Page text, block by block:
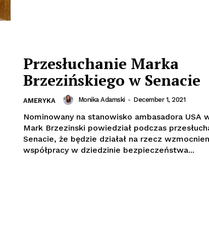
Przesłuchanie Marka
Brzezińskiego w Senacie
AMERYKA Monika Adamski - December 1, 2021
Nominowany na stanowisko ambasadora USA
Mark Brzezinski powiedział podczas
Senacie, że będzie działał na rzecz
współpracy w dziedzinie bezpieczeństwa...